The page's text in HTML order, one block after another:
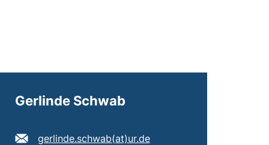
Gerlinde Schwab
E-Mail Adresse:
gerlinde.schwab​(at)​ur.de(öffnet Ihr E-Mail-